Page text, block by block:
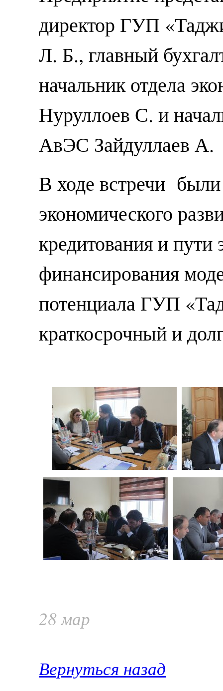
директор ГУП
Л. Б., главный
начальник отдела
Нуруллоев С. и
АвЭС Зайдуллаев А.
В ходе встречи
экономического
кредитования и пути
финансирования
потенциала ГУП
краткосрочный и
28 мар
Вернуться назад